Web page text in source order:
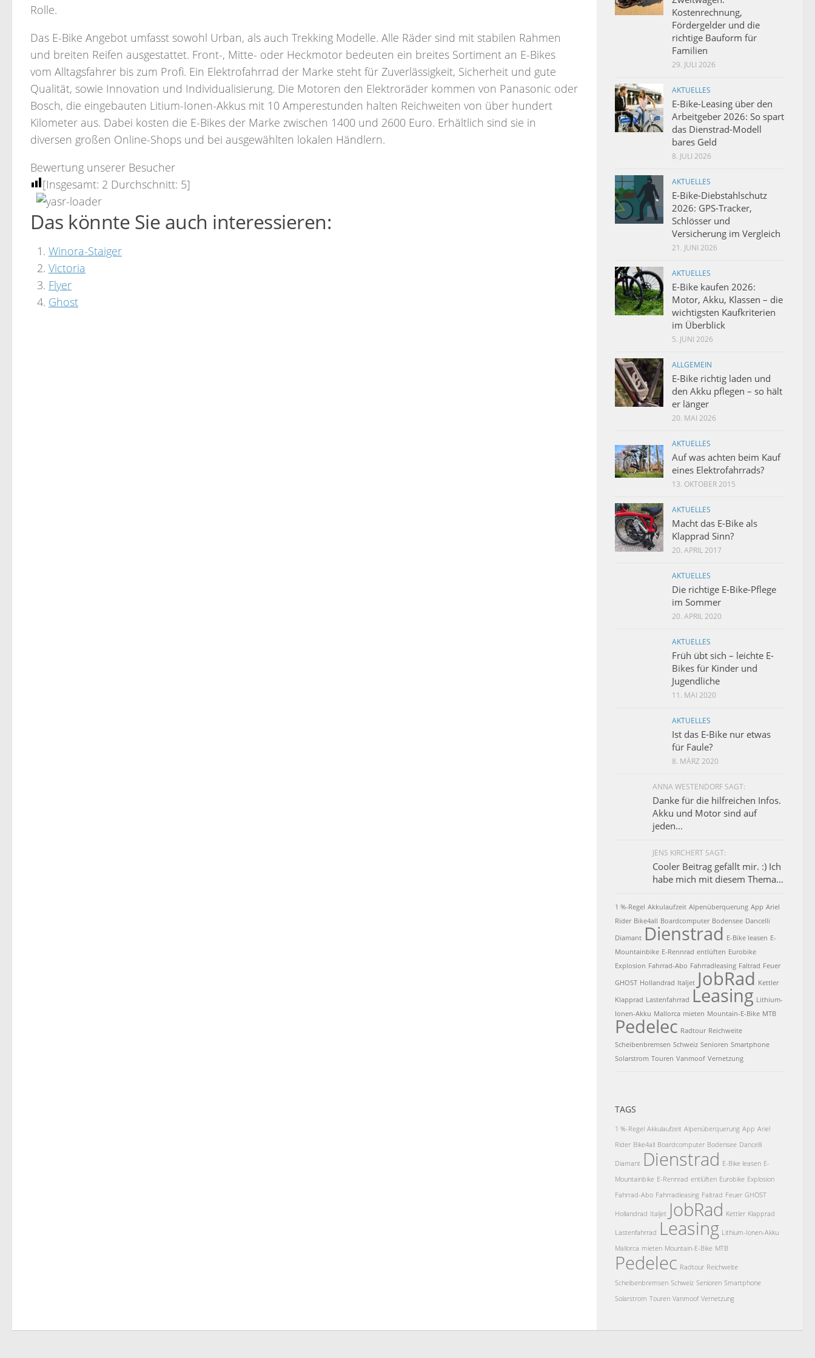
Rolle.
Das E-Bike Angebot umfasst sowohl Urban, als auch Trekking Modelle. Alle Räder sind mit stabilen Rahmen
und breiten Reifen ausgestattet. Front-, Mitte- oder Heckmotor bedeuten ein breites Sortiment an E-Bikes
vom Alltagsfahrer bis zum Profi. Ein Elektrofahrrad der Marke steht für Zuverlässigkeit, Sicherheit und gute
Qualität, sowie Innovation und Individualisierung. Die Motoren den Elektroräder kommen von Panasonic oder
Bosch, die eingebauten Litium-Ionen-Akkus mit 10 Amperestunden halten Reichweiten von über hundert
Kilometer aus. Dabei kosten die E-Bikes der Marke zwischen 1400 und 2600 Euro. Erhältlich sind sie in
diversen großen Online-Shops und bei ausgewählten lokalen Händlern.
Bewertung unserer Besucher
[Insgesamt: 2 Durchschnitt: 5]
Das könnte Sie auch interessieren:
Winora-Staiger
Victoria
Flyer
Ghost
Kostenrechnung,
Fördergelder und die
richtige Bauform für
Familien
29. JULI 2026
AKTUELLES
E-Bike-Leasing über den
Arbeitgeber 2026: So spart
das Dienstrad-Modell
bares Geld
8. JULI 2026
AKTUELLES
E-Bike-Diebstahlschutz
2026: GPS-Tracker,
Schlösser und
Versicherung im Vergleich
21. JUNI 2026
AKTUELLES
E-Bike kaufen 2026:
Motor, Akku, Klassen – die
wichtigsten Kaufkriterien
im Überblick
5. JUNI 2026
ALLGEMEIN
E-Bike richtig laden und
den Akku pflegen – so hält
er länger
20. MAI 2026
AKTUELLES
Auf was achten beim Kauf
eines Elektrofahrrads?
13. OKTOBER 2015
AKTUELLES
Macht das E-Bike als
Klapprad Sinn?
20. APRIL 2017
AKTUELLES
Die richtige E-Bike-Pflege
im Sommer
20. APRIL 2020
AKTUELLES
Früh übt sich – leichte E-
Bikes für Kinder und
Jugendliche
11. MAI 2020
AKTUELLES
Ist das E-Bike nur etwas
für Faule?
8. MÄRZ 2020
ANNA WESTENDORF SAGT:
Danke für die hilfreichen Infos.
Akku und Motor sind auf
jeden...
JENS KIRCHERT SAGT:
Cooler Beitrag gefällt mir. :) Ich
habe mich mit diesem Thema...
1 %-Regel Akkulaufzeit Alpenüberquerung App Ariel
Rider Bike4all Boardcomputer Bodensee Dancelli
Diamant Dienstrad E-Bike leasen E-
Mountainbike E-Rennrad entlüften Eurobike
Explosion Fahrrad-Abo Fahrradleasing Faltrad Feuer
GHOST Hollandrad Italjet JobRad Kettler
Klapprad Lastenfahrrad Leasing Lithium-
Ionen-Akku Mallorca mieten Mountain-E-Bike MTB
Pedelec Radtour Reichweite
Scheibenbremsen Schweiz Senioren Smartphone
Solarstrom Touren Vanmoof Vernetzung
TAGS
1 %-Regel Akkulaufzeit Alpenüberquerung App Ariel
Rider Bike4all Boardcomputer Bodensee Dancelli
Diamant Dienstrad E-Bike leasen E-
Mountainbike E-Rennrad entlüften Eurobike Explosion
Fahrrad-Abo Fahrradleasing Faltrad Feuer GHOST
Hollandrad Italjet JobRad Kettler Klapprad
Lastenfahrrad Leasing Lithium-Ionen-Akku
Mallorca mieten Mountain-E-Bike MTB
Pedelec Radtour Reichweite
Scheibenbremsen Schweiz Senioren Smartphone
Solarstrom Touren Vanmoof Vernetzung